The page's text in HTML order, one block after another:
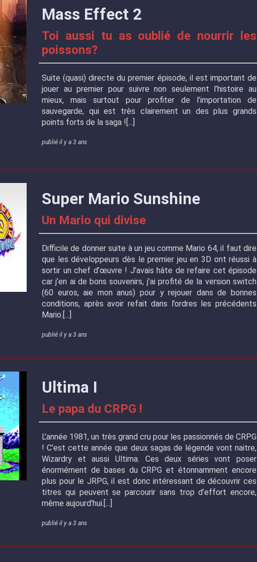
Mass Effect 2
Toi aussi tu as oublié de nourrir les
poissons?
Suite (quasi) directe du premier épisode, il est important de
jouer au premier pour suivre non seulement l’histoire au
mieux, mais surtout pour profiter de l’importation de
sauvegarde, qui est très clairement un des plus grands
points forts de la saga !
publié il y a 3 ans
Super Mario Sunshine
Un Mario qui divise
Difficile de donner suite à un jeu comme Mario 64, il faut dire
que les développeurs dès le premier jeu en 3D ont réussi à
sortir un chef d’œuvre ! J’avais hâte de refaire cet épisode
car j’en ai de bons souvenirs, j’ai profité de la version switch
(60 euros, aie mon anus) pour y rejouer dans de bonnes
conditions, après avoir refait dans l’ordres les précédents
Mario.
publié il y a 3 ans
Ultima I
Le papa du CRPG !
L’année 1981, un très grand cru pour les passionnés de CRPG
! C’est cette année que deux sagas de légende vont naitre,
Wizardry et aussi Ultima. Ces deux séries vont poser
énormément de bases du CRPG et étonnamment encore
plus pour le JRPG, il est donc intéressant de découvrir ces
titres qui peuvent se parcourir sans trop d’effort encore,
même aujourd’hui.
publié il y a 3 ans